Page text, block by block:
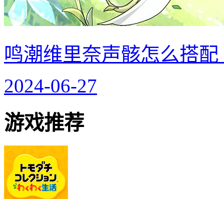
鸣潮维里奈声骸怎么搭
2024-06-27
游戏推荐